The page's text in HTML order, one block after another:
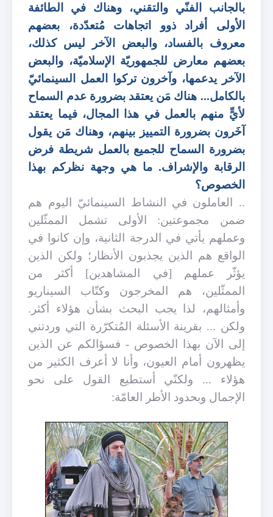
بالجانب الفنّي والتقني، وهناك في الطائفة
الأولى أفراد ذوو اتجاهات مُتعدّدة، بعضهم
معروف بالفساد، والبعض الآخر ليس كذلك،
بعضهم معارض للجمهوريّة الإسلاميّة، والبعض
الآخر يدعمها، وآخرون تركوا العمل السينمائيّ
بالكامل... هناك مَن يعتقد بضرورة عدم السماح
لأيٍّ منهم بالعمل في هذا المجال، فيما يعتقد
آخَرون بضرورة التمييز بينهم، وهناك مَن يقول
بضرورة السماح للجميع بالعمل شريطة فرض
الرقابة والإشراف. ما هي وجهة نظركم بهذا
الخصوص؟
.. العاملون في النشاط السينمائيّ اليوم هم
ضمن مجموعتين: الأولى تشمل الممثّلين
وعملهم يأتي في الدرجة الثانية، وإن كانوا في
الواقع هم الذين يجذبون الأنظار؛ ولكن الذين
يؤثّر عملهم [في المشاهدين] أكثر من
الممثّلين، هم المخرجون وكتّاب السيناريو
وأمثالهم، لذا يجب البحث بشأن هؤلاء أكثر.
ولكن ... بقرينة الأسئلة المُتكرّرة التي وردتني
إلى الآن بهذا الخصوص - فسؤالكم عن الذين
يظهرون أمام العيون، وأنا لا أعرف الكثير من
هؤلاء ... ولكنّي أستطيع القول على نحو
الإجمال وبحدود الأطر العامّة: